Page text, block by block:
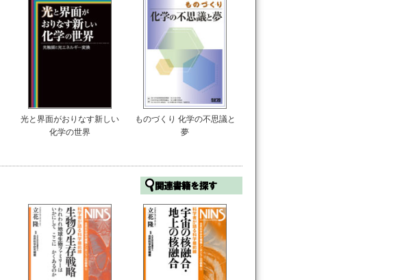
光と界面がおりなす新しい
化学の世界
ものづくり 化学の不思議と
夢